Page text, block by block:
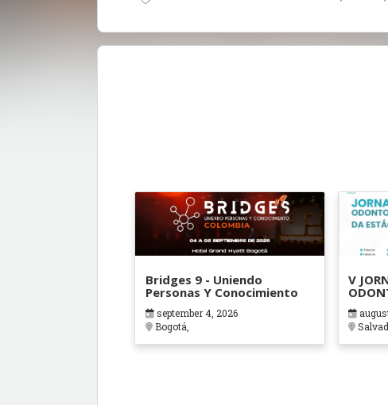
Bridges 9 - Uniendo
Personas Y Conocimiento
september 4, 2026
Bogotá,
V
BAHIA